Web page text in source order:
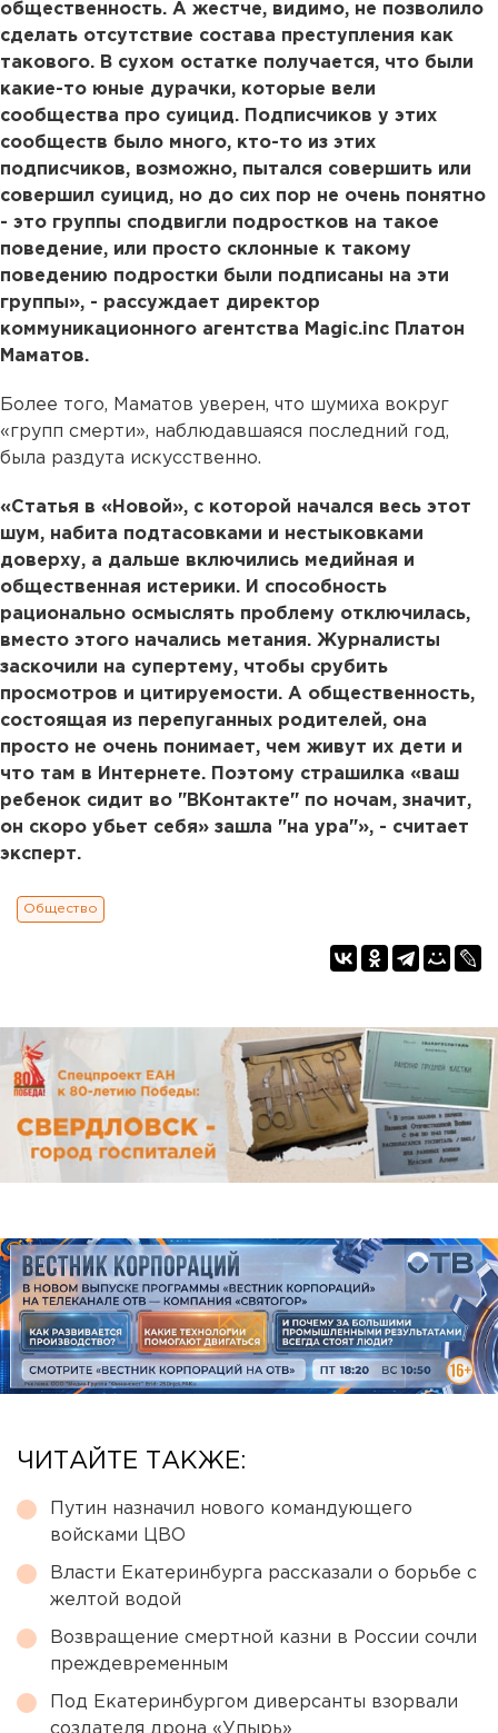
общественность. А жестче, видимо, не позволило
сделать отсутствие состава преступления как
такового. В сухом остатке получается, что были
какие-то юные дурачки, которые вели
сообщества про суицид. Подписчиков у этих
сообществ было много, кто-то из этих
подписчиков, возможно, пытался совершить или
совершил суицид, но до сих пор не очень понятно
- это группы сподвигли подростков на такое
поведение, или просто склонные к такому
поведению подростки были подписаны на эти
группы», - рассуждает директор
коммуникационного агентства Magic.inc Платон
Маматов.
Более того, Маматов уверен, что шумиха вокруг
«групп смерти», наблюдавшаяся последний год,
была раздута искусственно.
«Статья в «Новой», с которой начался весь этот
шум, набита подтасовками и нестыковками
доверху, а дальше включились медийная и
общественная истерики. И способность
рационально осмыслять проблему отключилась,
вместо этого начались метания. Журналисты
заскочили на супертему, чтобы срубить
просмотров и цитируемости. А общественность,
состоящая из перепуганных родителей, она
просто не очень понимает, чем живут их дети и
что там в Интернете. Поэтому страшилка «ваш
ребенок сидит во "ВКонтакте" по ночам, значит,
он скоро убьет себя» зашла "на ура"», - считает
эксперт.
Общество
ЧИТАЙТЕ ТАКЖЕ:
Путин назначил нового командующего
войсками ЦВО
Власти Екатеринбурга рассказали о борьбе с
желтой водой
Возвращение смертной казни в России сочли
преждевременным
Под Екатеринбургом диверсанты взорвали
создателя дрона «Упырь»